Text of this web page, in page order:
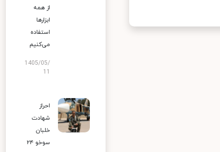
از همه
ابزارها
استفاده
می‌کنیم
1405/05/
احراز
شهادت
خلبان
سوخو ۲۴